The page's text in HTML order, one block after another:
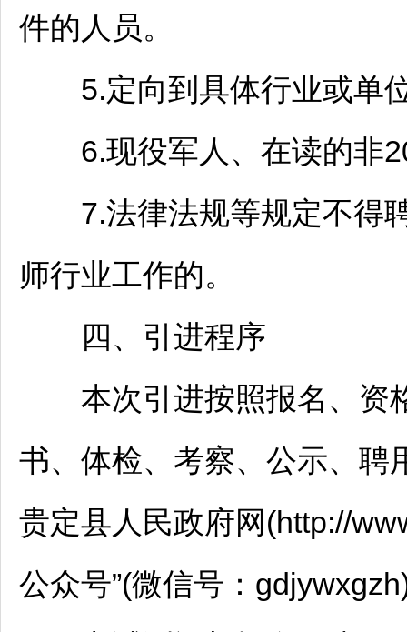
件的人员。
5.定向到具体行业或单
6.现役军人、在读的非
7.法律法规等规定不得
师行业工作的。
四、引进程序
本次引进按照报名、资
书、体检、考察、公示、聘
贵定县人民政府网(http://
公众号”(微信号：